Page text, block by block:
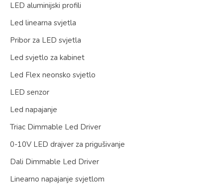
LED aluminijski profili
Led linearna svjetla
Pribor za LED svjetla
Led svjetlo za kabinet
Led Flex neonsko svjetlo
LED senzor
Led napajanje
Triac Dimmable Led Driver
0-10V LED drajver za prigušivanje
Dali Dimmable Led Driver
Linearno napajanje svjetlom